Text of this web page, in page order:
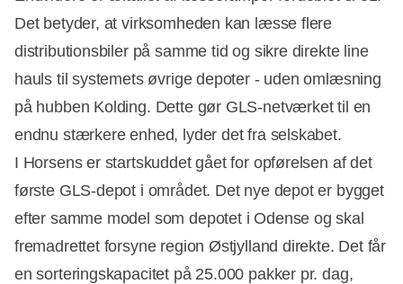
Det betyder, at virksomheden kan læsse flere
distributionsbiler på samme tid og sikre direkte line
hauls til systemets øvrige depoter - uden omlæsning
på hubben Kolding. Dette gør GLS-netværket til en
endnu stærkere enhed, lyder det fra selskabet.
I Horsens er startskuddet gået for opførelsen af det
første GLS-depot i området. Det nye depot er bygget
efter samme model som depotet i Odense og skal
fremadrettet forsyne region Østjylland direkte. Det får
en sorteringskapacitet på 25.000 pakker pr. dag,